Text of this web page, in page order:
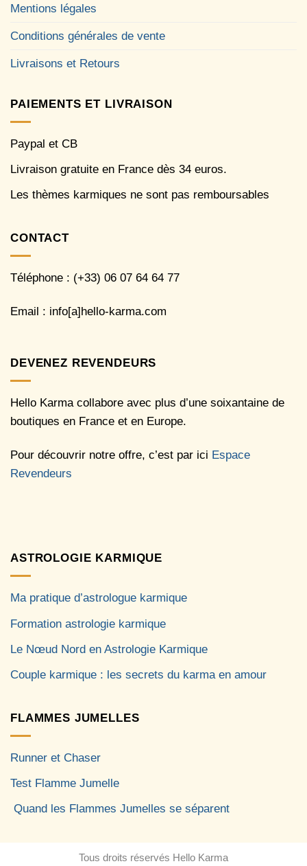
Mentions légales
Conditions générales de vente
Livraisons et Retours
PAIEMENTS ET LIVRAISON
Paypal et CB
Livraison gratuite en France dès 34 euros.
Les thèmes karmiques ne sont pas remboursables
CONTACT
Téléphone : (+33) 06 07 64 64 77
Email : info[a]hello-karma.com
DEVENEZ REVENDEURS
Hello Karma collabore avec plus d’une soixantaine de
boutiques en France et en Europe.
Pour découvrir notre offre, c’est par ici Espace
Revendeurs
ASTROLOGIE KARMIQUE
Ma pratique d’astrologue karmique
Formation astrologie karmique
Le Nœud Nord en Astrologie Karmique
Couple karmique : les secrets du karma en amour
FLAMMES JUMELLES
Runner et Chaser
Test Flamme Jumelle
Quand les Flammes Jumelles se séparent
Tous droits réservés Hello Karma